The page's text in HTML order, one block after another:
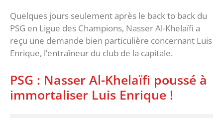
Quelques jours seulement après le back to back du
PSG en Ligue des Champions, Nasser Al-Khelaïfi a
reçu une demande bien particulière concernant Luis
Enrique, l’entraîneur du club de la capitale.
PSG : Nasser Al-Khelaïfi poussé à
immortaliser Luis Enrique !